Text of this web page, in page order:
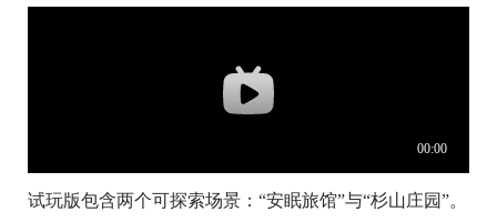
试玩版包含两个可探索场景：“安眠旅馆”与“杉山庄园”。